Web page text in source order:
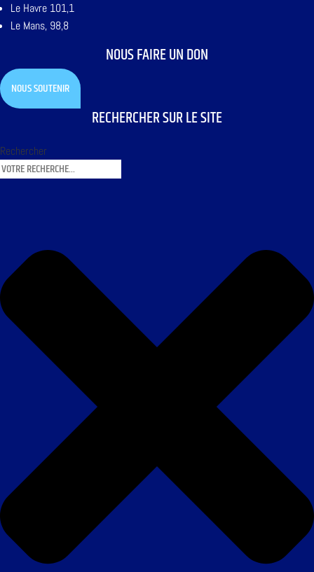
Le Havre 101,1
Le Mans, 98,8
NOUS FAIRE UN DON
NOUS SOUTENIR
RECHERCHER SUR LE SITE
Rechercher